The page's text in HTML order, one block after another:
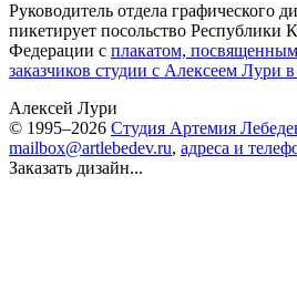
Руководитель отдела графического
пикетирует посольство Республики
Федерации с плакатом,
заказчиков студии с Алексеем Лури в
Алексей Лури
© 1995–2026 Студия Артемия
mailbox@artlebedev.ru, адреса и
Заказать дизайн...